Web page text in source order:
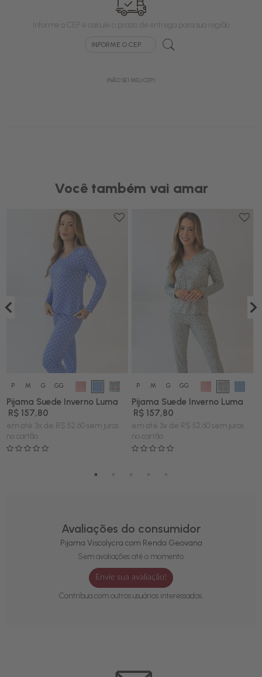
Informe o CEP e calcule o prazo de entrega para sua região
(NÃO SEI MEU CEP)
Você também vai amar
P M G GG
Pijama Suede Inverno Luma
R$ 157,80
em até 3x de R$ 52,60 sem juros
no cartão
P M G GG
Pijama Suede Inverno Luma
R$ 157,80
em até 3x de R$ 52,60 sem juros
no cartão
Avaliações do consumidor
Pijama Viscolycra com Renda Geovana
Sem avaliações até o momento.
Envie sua avaliação!
Contribua com outros usuários interessados.